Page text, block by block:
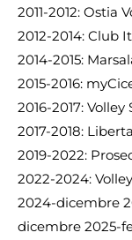
2011-2012: Ostia
2012-2014: Club
2014-2015:
2015-2016:
2016-2017: Volley
2017-2018:
2019-2022:
2022-2024:
2024-dicembre
dicembre 2025-